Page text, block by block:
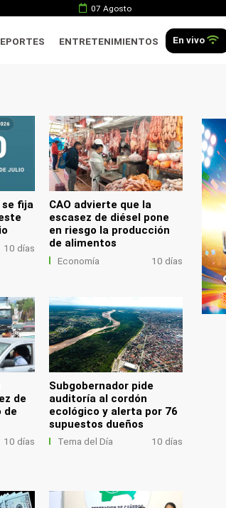
07 Agosto
ENTRETENIMIENTOS En vivo
se fija
10 días
CAO advierte que la
escasez de diésel pone
en riesgo la producción
de alimentos
Economía 10 días
de
de
10 días
Subgobernador pide
auditoría al cordón
ecológico y alerta por 76
supuestos dueños
Tema del Día 10 días